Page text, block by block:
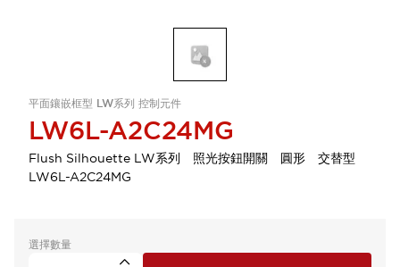
平面鑲嵌框型 LW系列 控制元件
LW6L-A2C24MG
Flush Silhouette LW系列 照光按鈕開關 圓形 交替型
LW6L-A2C24MG
選擇數量